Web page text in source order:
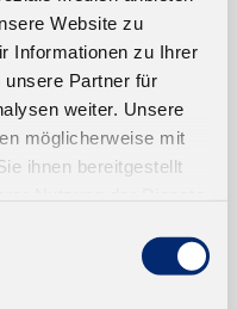
Website zu
Informationen zu Ihrer
unsere Partner für
weiter. Unsere
möglicherweise mit
ihnen bereitgestellt